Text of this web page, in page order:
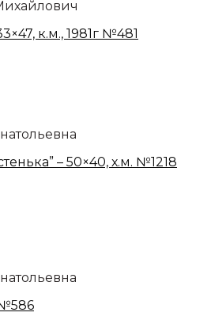
к.м., 1981г №481
– 50×40, х.м. №1218
№586